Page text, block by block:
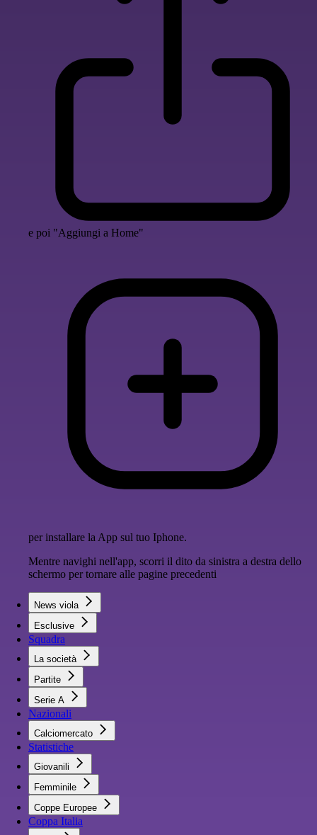
e poi "Aggiungi a Home"
per installare la App sul tuo Iphone.
Mentre navighi nell'app, scorri il dito da sinistra a destra dello
schermo per tornare alle pagine precedenti
News viola
Esclusive
Squadra
La società
Partite
Serie A
Nazionali
Calciomercato
Statistiche
Giovanili
Femminile
Coppe Europee
Coppa Italia